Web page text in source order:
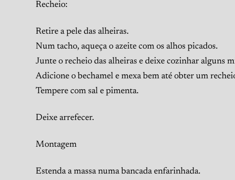
Recheio:
Retire a pele das alheiras.
Num tacho, aqueça o azeite com os alhos picados.
Junte o recheio das alheiras e deixe cozinhar alguns
Adicione o bechamel e mexa bem até obter um
Tempere com sal e pimenta.
Deixe arrefecer.
Montagem
Estenda a massa numa bancada enfarinhada.